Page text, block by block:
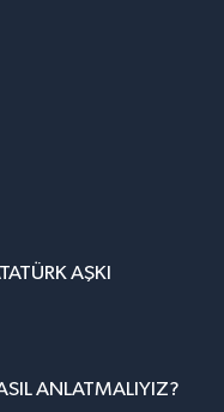
AŞKI
ANLATMALIYIZ?